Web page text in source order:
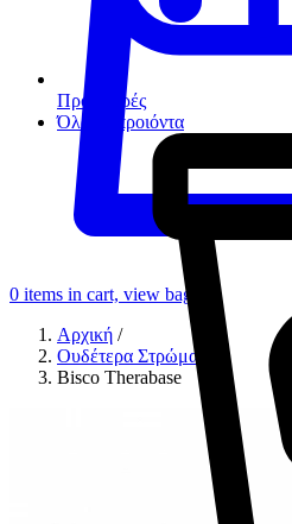
Προσφορές
Όλα τα προιόντα
0 items in cart, view bag
Αρχική /
Ουδέτερα Στρώματα
Bisco Therabase